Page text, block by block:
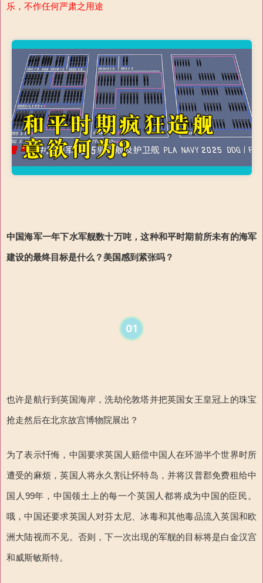
乐，不作任何严肃之用途
中国海军一年下水军舰数十万吨，这种和平时期前所未有的海军
建设的最终目标是什么？美国感到紧张吗？
01
也许是航行到英国海岸，洗劫伦敦塔并把英国女王皇冠上的珠宝
抢走然后在北京故宫博物院展出？
为了表示忏悔，中国要求英国人赔偿中国人在环游半个世界时所
遭受的麻烦，英国人将永久割让怀特岛，并将汉普郡免费租给中
国人 99年，中国领土上的每一个英国人都将成为中国的臣民。
哦，中国还要求英国人对芬太尼、冰毒和其他毒品流入英国和欧
洲大陆视而不见。否则，下一次出现的军舰的目标将是白金汉宫
和威斯敏斯特。